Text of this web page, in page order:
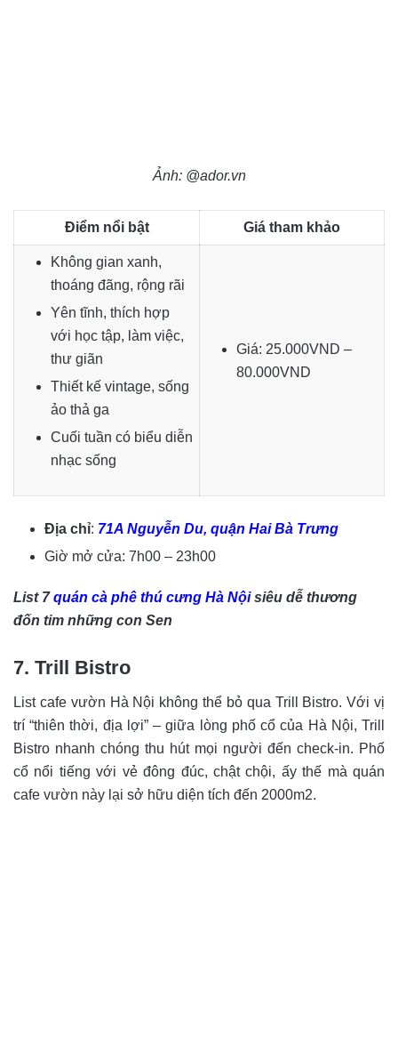
Ảnh: @ador.vn
Điểm nổi bật Giá tham khảo
Không gian xanh,
thoáng đãng, rộng rãi
Yên tĩnh, thích hợp
với học tập, làm việc,
thư giãn
Thiết kế vintage, sống
ảo thả ga
Cuối tuần có biểu diễn
nhạc sống
Giá: 25.000VND –
80.000VND
Địa chỉ: 71A Nguyễn Du, quận Hai Bà Trưng
Giờ mở cửa: 7h00 – 23h00
List 7quán cà phê thú cưng Hà Nộisiêu dễ thương
đốn tim những con Sen
7. Trill Bistro
List cafe vườn Hà Nội không thể bỏ qua Trill Bistro. Với vị
trí “thiên thời, địa lợi” – giữa lòng phố cổ của Hà Nội, Trill
Bistro nhanh chóng thu hút mọi người đến check-in. Phố
cổ nổi tiếng với vẻ đông đúc, chật chội, ấy thế mà quán
cafe vườn này lại sở hữu diện tích đến 2000m2.